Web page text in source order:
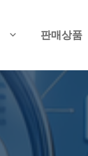
판매상품